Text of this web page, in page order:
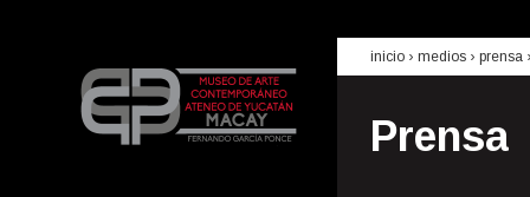
inicio › medios › prensa
Prensa